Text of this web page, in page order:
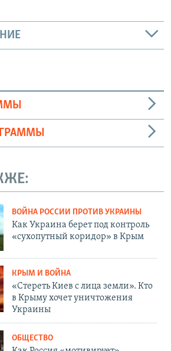
ВОЙНА РОССИИ ПРОТИВ УКРАИНЫ
Как Украина берет под контроль
«сухопутный коридор» в Крым
КРЫМ И ВОЙНА
«Стереть Киев с лица земли». Кто
в Крыму хочет уничтожения
Украины
ОБЩЕСТВО